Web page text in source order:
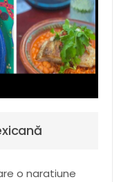
o naratiune